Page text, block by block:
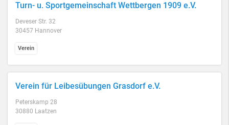
Turn- u. Sportgemeinschaft Wettbergen 1909 e.V.
Deveser Str. 32
30457 Hannover
Verein
Verein für Leibesübungen Grasdorf e.V.
Peterskamp 28
30880 Laatzen